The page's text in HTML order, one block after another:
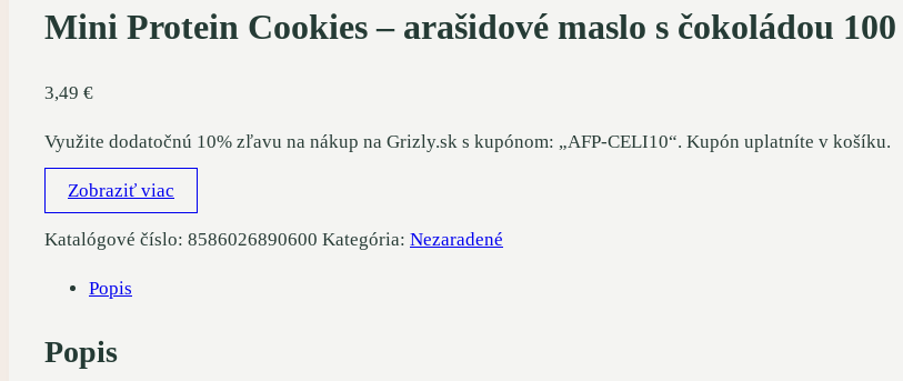
Mini Protein Cookies – arašidové maslo s čokoládou 100
3,49 €
Využite dodatočnú 10% zľavu na nákup na Grizly.sk s kupónom: „AFP-CELI10“. Kupón uplatníte v košíku.
Zobraziť viac
Katalógové číslo: 8586026890600 Kategória: Nezaradené
Popis
Popis